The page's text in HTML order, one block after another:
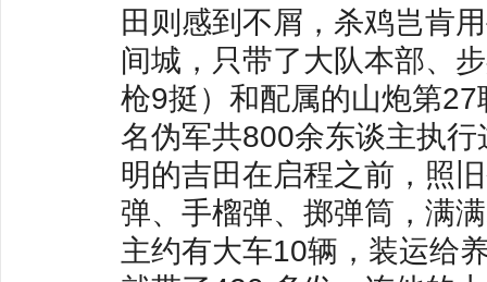
田则感到不屑，杀鸡岂肯
间城，只带了大队本部、
枪9挺）和配属的山炮第
名伪军共800余东谈主执
明的吉田在启程之前，照
弹、手榴弹、掷弹筒，满
主约有大车10辆，装运给